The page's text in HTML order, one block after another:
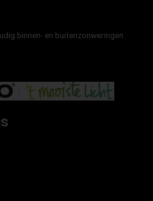
binnen- en buitenzonweringen